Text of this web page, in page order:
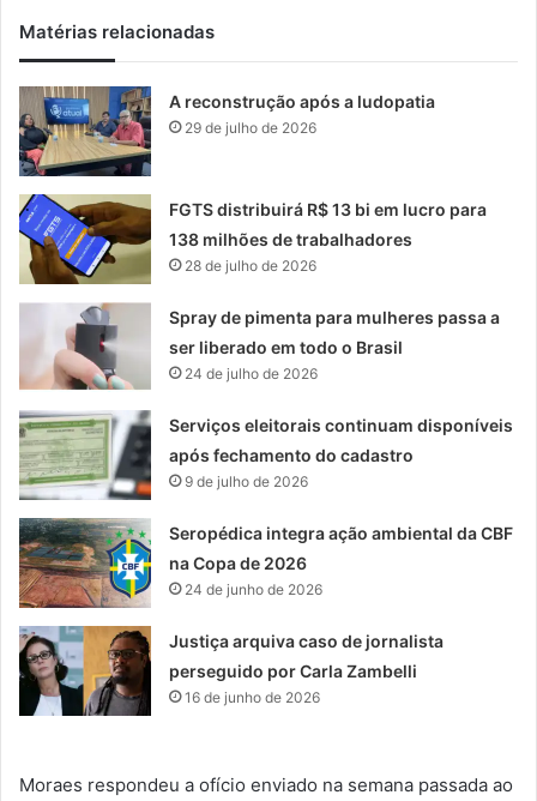
Matérias relacionadas
A reconstrução após a ludopatia
29 de julho de 2026
FGTS distribuirá R$ 13 bi em lucro para
138 milhões de trabalhadores
28 de julho de 2026
Spray de pimenta para mulheres passa a
ser liberado em todo o Brasil
24 de julho de 2026
Serviços eleitorais continuam disponíveis
após fechamento do cadastro
9 de julho de 2026
Seropédica integra ação ambiental da CBF
na Copa de 2026
24 de junho de 2026
Justiça arquiva caso de jornalista
perseguido por Carla Zambelli
16 de junho de 2026
Moraes respondeu a ofício enviado na semana passada ao